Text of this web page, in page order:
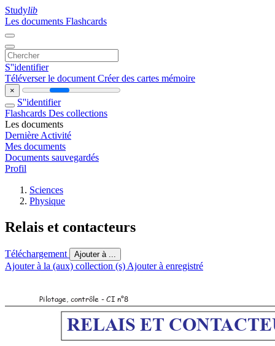
Studylib
Les documents Flashcards
S''identifier
Téléverser le document Créer des cartes mémoire
×
S''identifier
Flashcards Des collections
Les documents
Dernière Activité
Mes documents
Documents sauvegardés
Profil
Sciences
Physique
Relais et contacteurs
Téléchargement Ajouter à ...
Ajouter à la (aux) collection (s) Ajouter à enregistré
Pilotage, contrôle - CI n°8
RELAIS ET CONT